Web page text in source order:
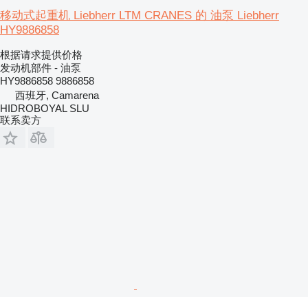
移动式起重机 Liebherr LTM CRANES 的 油泵 Liebherr
HY9886858
根据请求提供价格
发动机部件 - 油泵
HY9886858 9886858
西班牙, Camarena
HIDROBOYAL SLU
联系卖方